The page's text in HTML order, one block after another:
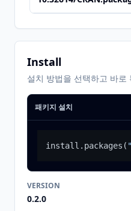
Install
설치 방법을 선택하고 바로
패키지 설치
install.packages (
VERSION
0.2.0